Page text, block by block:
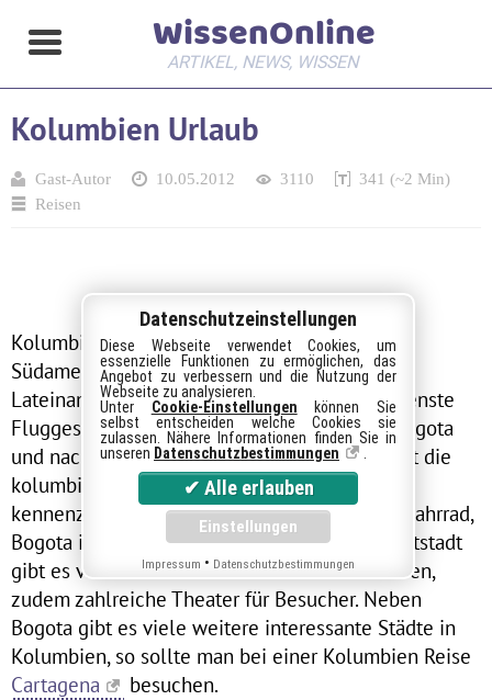
WissenOnline
ARTIKEL, NEWS, WISSEN
Kolumbien Urlaub
Gast-Autor 10.05.2012 3110
341 (~2 Min)
Reisen
Kolumbien ist ein spannendes Reiseland in
Südamerika und wird für den Tourismus in
Lateinamerika immer bedeutender. Verschiedenste
Fluggesellschaften fliegen ab Europa nach Bogota
und nach Medellin, so besteht die Möglichkeit die
kolumbianische Hauptstadt Bogota näher
kennenzulernen, ganz egal ob per Fuss oder Fahrrad,
Bogota ist eine Reise wert. In der Landeshauptstadt
gibt es viele Museen und ein buntes Stadtleben,
zudem zahlreiche Theater für Besucher. Neben
Bogota gibt es viele weitere interessante Städte in
Kolumbien, so sollte man bei einer Kolumbien Reise
Cartagena
besuchen.
Datenschutzeinstellungen
Diese Webseite verwendet Cookies, um
essenzielle Funktionen zu ermöglichen, das
Angebot zu verbessern und die Nutzung der
Webseite zu analysieren.
Unter Cookie-Einstellungen können Sie
selbst entscheiden welche Cookies sie
zulassen. Nähere Informationen finden Sie in
unseren Datenschutzbestimmungen
Impressum • Datenschutzbestimmungen